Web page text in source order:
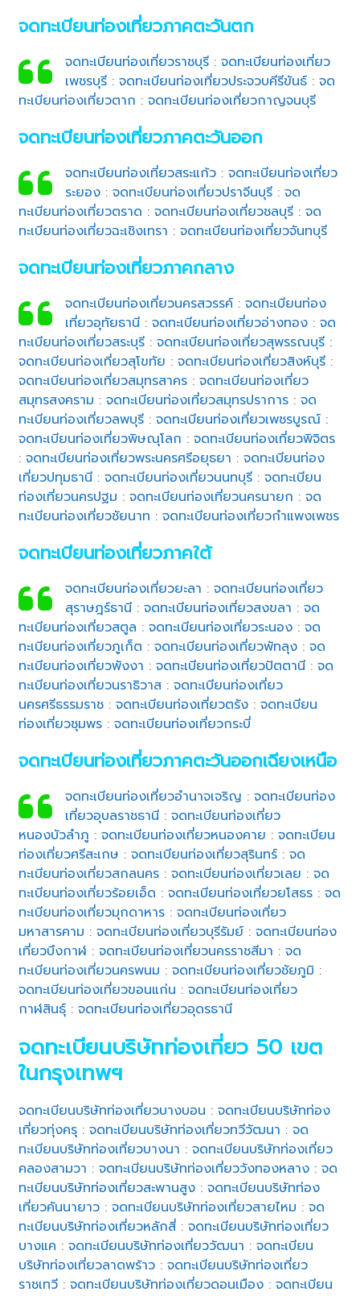
จดทะเบียนท่องเที่ยวภาคตะวันตก
จดทะเบียนท่องเที่ยวราชบุรี: จดทะเบียนท่องเที่ยว
เพชรบุรี: จดทะเบียนท่องเที่ยวประจวบคีรีขันธ์: จด
ทะเบียนท่องเที่ยวตาก :จดทะเบียนท่องเที่ยวกาญจนบุรี
จดทะเบียนท่องเที่ยวภาคตะวันออก
จดทะเบียนท่องเที่ยวสระแก้ว: จดทะเบียนท่องเที่ยว
ระยอง: จดทะเบียนท่องเที่ยวปราจีนบุรี: จด
ทะเบียนท่องเที่ยวตราด :จดทะเบียนท่องเที่ยวชลบุรี :จด
ทะเบียนท่องเที่ยวฉะเชิงเทรา :จดทะเบียนท่องเที่ยวจันทบุรี
จดทะเบียนท่องเที่ยวภาคกลาง
จดทะเบียนท่องเที่ยวนครสวรรค์: จดทะเบียนท่อง
เที่ยวอุทัยธานี: จดทะเบียนท่องเที่ยวอ่างทอง: จด
ทะเบียนท่องเที่ยวสระบุรี :จดทะเบียนท่องเที่ยวสุพรรณบุรี :
จดทะเบียนท่องเที่ยวสุโขทัย :จดทะเบียนท่องเที่ยวสิงห์บุรี :
จดทะเบียนท่องเที่ยวสมุทรสาคร :จดทะเบียนท่องเที่ยว
สมุทรสงคราม :จดทะเบียนท่องเที่ยวสมุทรปราการ :จด
ทะเบียนท่องเที่ยวลพบุรี :จดทะเบียนท่องเที่ยวเพชรบูรณ์ :
จดทะเบียนท่องเที่ยวพิษณุโลก :จดทะเบียนท่องเที่ยวพิจิตร
:จดทะเบียนท่องเที่ยวพระนครศรีอยุธยา :จดทะเบียนท่อง
เที่ยวปทุมธานี :จดทะเบียนท่องเที่ยวนนทบุรี :จดทะเบียน
ท่องเที่ยวนครปฐม :จดทะเบียนท่องเที่ยวนครนายก :จด
ทะเบียนท่องเที่ยวชัยนาท :จดทะเบียนท่องเที่ยวกำแพงเพชร
จดทะเบียนท่องเที่ยวภาคใต้
จดทะเบียนท่องเที่ยวยะลา : จดทะเบียนท่องเที่ยว
สุราษฎร์ธานี: จดทะเบียนท่องเที่ยวสงขลา : จด
ทะเบียนท่องเที่ยวสตูล :จดทะเบียนท่องเที่ยวระนอง :จด
ทะเบียนท่องเที่ยวภูเก็ต :จดทะเบียนท่องเที่ยวพัทลุง :จด
ทะเบียนท่องเที่ยวพังงา :จดทะเบียนท่องเที่ยวปัตตานี :จด
ทะเบียนท่องเที่ยวนราธิวาส :จดทะเบียนท่องเที่ยว
นครศรีธรรมราช :จดทะเบียนท่องเที่ยวตรัง :จดทะเบียน
ท่องเที่ยวชุมพร :จดทะเบียนท่องเที่ยวกระบี่
จดทะเบียนท่องเที่ยวภาคตะวันออกเฉียงเหนือ
จดทะเบียนท่องเที่ยวอำนาจเจริญ : จดทะเบียนท่อง
เที่ยวอุบลราชธานี: จดทะเบียนท่องเที่ยว
หนองบัวลำภู :จดทะเบียนท่องเที่ยวหนองคาย :จดทะเบียน
ท่องเที่ยวศรีสะเกษ :จดทะเบียนท่องเที่ยวสุรินทร์ :จด
ทะเบียนท่องเที่ยวสกลนคร :จดทะเบียนท่องเที่ยวเลย :จด
ทะเบียนท่องเที่ยวร้อยเอ็ด :จดทะเบียนท่องเที่ยวยโสธร :จด
ทะเบียนท่องเที่ยวมุกดาหาร :จดทะเบียนท่องเที่ยว
มหาสารคาม :จดทะเบียนท่องเที่ยวบุรีรัมย์ :จดทะเบียนท่อง
เที่ยวบึงกาฬ :จดทะเบียนท่องเที่ยวนครราชสีมา :จด
ทะเบียนท่องเที่ยวนครพนม :จดทะเบียนท่องเที่ยวชัยภูมิ :
จดทะเบียนท่องเที่ยวขอนแก่น :จดทะเบียนท่องเที่ยว
กาฬสินธุ์ :จดทะเบียนท่องเที่ยวอุดรธานี
จดทะเบียนบริษัทท่องเที่ยว 50 เขต
ในกรุงเทพฯ
จดทะเบียนบริษัทท่องเที่ยวบางบอน :จดทะเบียนบริษัทท่อง
เที่ยวทุ่งครุ :จดทะเบียนบริษัทท่องเที่ยวทวีวัฒนา :จด
ทะเบียนบริษัทท่องเที่ยวบางนา :จดทะเบียนบริษัทท่องเที่ยว
คลองสามวา :จดทะเบียนบริษัทท่องเที่ยววังทองหลาง :จด
ทะเบียนบริษัทท่องเที่ยวสะพานสูง :จดทะเบียนบริษัทท่อง
เที่ยวคันนายาว :จดทะเบียนบริษัทท่องเที่ยวสายไหม :จด
ทะเบียนบริษัทท่องเที่ยวหลักสี่ :จดทะเบียนบริษัทท่องเที่ยว
บางแค :จดทะเบียนบริษัทท่องเที่ยววัฒนา :จดทะเบียน
บริษัทท่องเที่ยวลาดพร้าว :จดทะเบียนบริษัทท่องเที่ยว
ราชเทวี :จดทะเบียนบริษัทท่องเที่ยวดอนเมือง :จดทะเบียน